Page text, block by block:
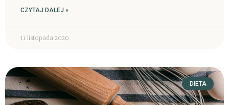
CZYTAJ DALEJ »
11 listopada 2020
DIETA